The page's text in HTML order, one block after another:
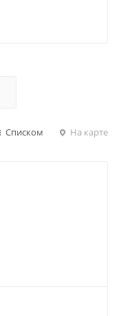
Списком На карте